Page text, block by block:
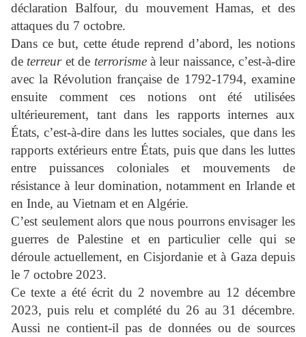
déclaration Balfour, du mouvement Hamas, et des
attaques du 7 octobre.
Dans ce but, cette étude reprend d’abord, les notions
de terreur et de terrorisme à leur naissance, c’est-à-dire
avec la Révolution française de 1792-1794, examine
ensuite comment ces notions ont été utilisées
ultérieurement, tant dans les rapports internes aux
États, c’est-à-dire dans les luttes sociales, que dans les
rapports extérieurs entre États, puis que dans les luttes
entre puissances coloniales et mouvements de
résistance à leur domination, notamment en Irlande et
en Inde, au Vietnam et en Algérie.
C’est seulement alors que nous pourrons envisager les
guerres de Palestine et en particulier celle qui se
déroule actuellement, en Cisjordanie et à Gaza depuis
le 7 octobre 2023.
Ce texte a été écrit du 2 novembre au 12 décembre
2023, puis relu et complété du 26 au 31 décembre.
Aussi ne contient-il pas de données ou de sources